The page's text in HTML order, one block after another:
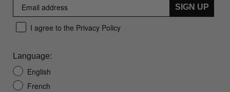
SIGN UP
I agree to the Privacy Policy
Language:
English
French